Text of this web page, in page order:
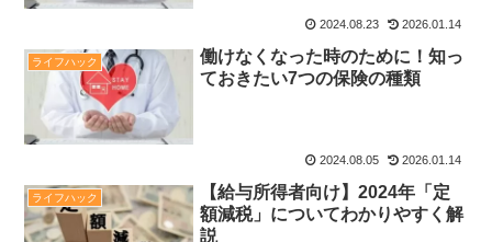
2024.08.23 2026.01.14
ライフハック
働けなくなった時のために！知っ
ておきたい7つの保険の種類
2024.08.05 2026.01.14
ライフハック
【給与所得者向け】2024年「定
額減税」についてわかりやすく解
説